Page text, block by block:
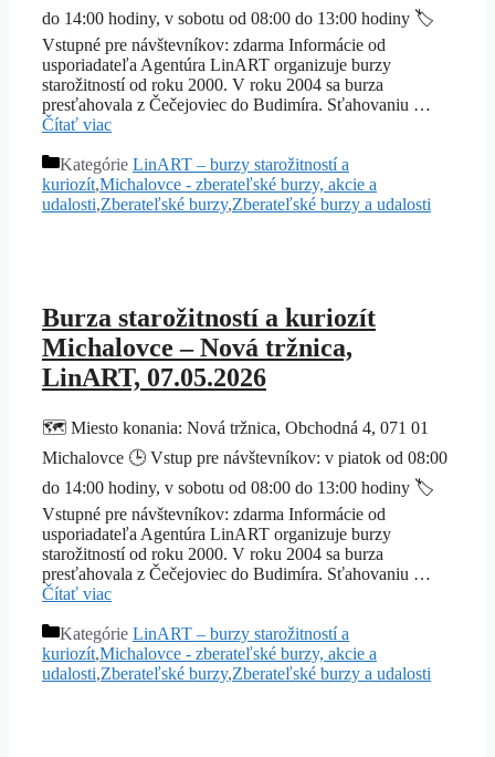
do 14:00 hodiny, v sobotu od 08:00 do 13:00 hodiny 🏷️
Vstupné pre návštevníkov: zdarma Informácie od
usporiadateľa Agentúra LinART organizuje burzy
starožitností od roku 2000. V roku 2004 sa burza
presťahovala z Čečejoviec do Budimíra. Sťahovaniu …
Čítať viac
Kategórie LinART – burzy starožitností a
kuriozít,Michalovce - zberateľské burzy, akcie a
udalosti,Zberateľské burzy,Zberateľské burzy a udalosti
Burza starožitností a kuriozít
Michalovce – Nová tržnica,
LinART, 07.05.2026
🗺️ Miesto konania: Nová tržnica, Obchodná 4, 071 01
Michalovce 🕒 Vstup pre návštevníkov: v piatok od 08:00
do 14:00 hodiny, v sobotu od 08:00 do 13:00 hodiny 🏷️
Vstupné pre návštevníkov: zdarma Informácie od
usporiadateľa Agentúra LinART organizuje burzy
starožitností od roku 2000. V roku 2004 sa burza
presťahovala z Čečejoviec do Budimíra. Sťahovaniu …
Čítať viac
Kategórie LinART – burzy starožitností a
kuriozít,Michalovce - zberateľské burzy, akcie a
udalosti,Zberateľské burzy,Zberateľské burzy a udalosti